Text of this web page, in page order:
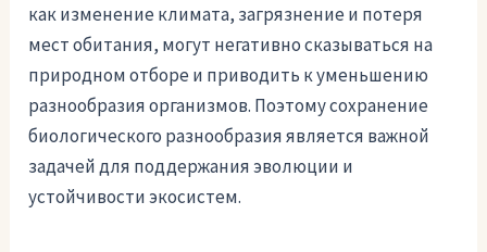
как изменение климата, загрязнение и потеря
мест обитания, могут негативно сказываться на
природном отборе и приводить к уменьшению
разнообразия организмов. Поэтому сохранение
биологического разнообразия является важной
задачей для поддержания эволюции и
устойчивости экосистем.